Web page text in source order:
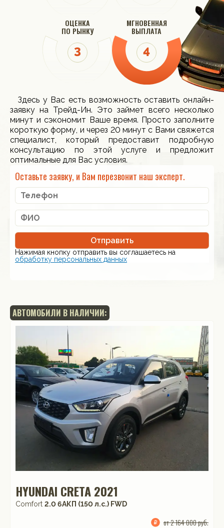
ОЦЕНКА
ПО РЫНКУ
МГНОВЕННАЯ
ВЫПЛАТА
Здесь у Вас есть возможность оставить онлайн-
заявку на Трейд-Ин. Это займет всего несколько
минут и сэкономит Ваше время. Просто заполните
короткую форму, и через 20 минут с Вами свяжется
специалист, который предоставит подробную
консультацию по этой услуге и предложит
оптимальные для Вас условия.
Оставьте заявку, и Вам перезвонит наш эксперт.
Отправить
Нажимая кнопку отправить вы соглашаетесь на
обработку персональных данных
АВТОМОБИЛИ В НАЛИЧИИ:
HYUNDAI CRETA 2021
Comfort 2.0 6AКП (150 л.с.) FWD
от 2 164 000 руб.